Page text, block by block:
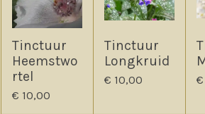
Tinctuur
Heemstwo
rtel
€ 10,00
Tinctuur
Longkruid
€ 10,00 €